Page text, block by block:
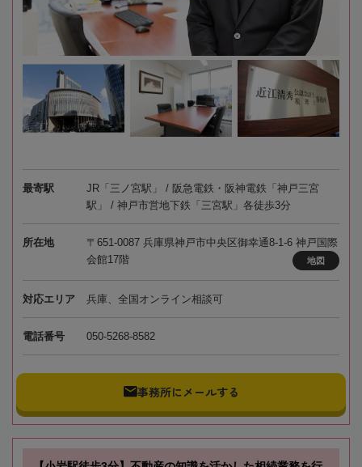
最寄駅
JR「三ノ宮駅」 / 阪急電鉄・阪神電鉄「神戸三宮
駅」 / 神戸市営地下鉄「三宮駅」各徒歩3分
所在地
〒651-0087 兵庫県神戸市中央区御幸通8-1-6 神戸国際
会館17階
地図
対応エリア 兵庫、全国オンライン相談可
電話番号 050-5268-8582
事務所にメールする